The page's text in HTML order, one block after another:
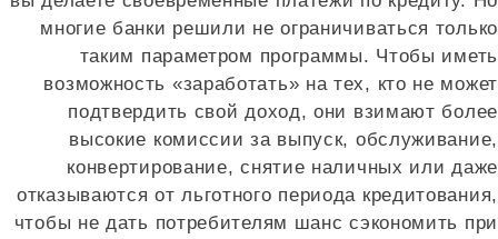
многие банки решили не ограничиваться только
таким параметром программы. Чтобы иметь
возможность «заработать» на тех, кто не может
подтвердить свой доход, они взимают более
высокие комиссии за выпуск, обслуживание,
конвертирование, снятие наличных или даже
отказываются от льготного периода кредитования,
чтобы не дать потребителям шанс сэкономить при